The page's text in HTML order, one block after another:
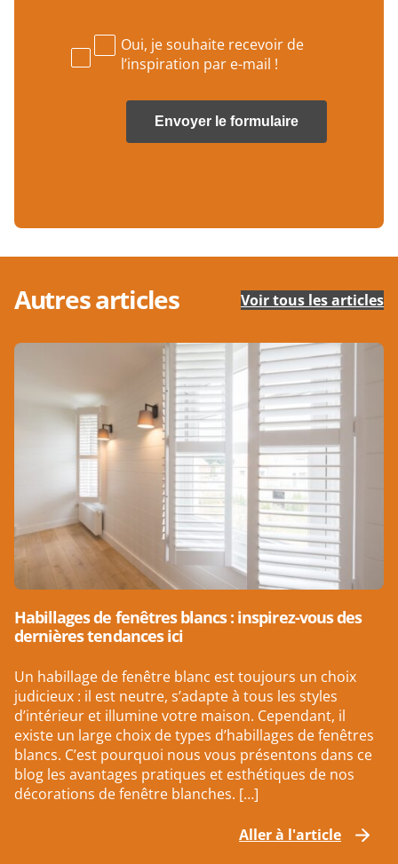
o
i
l
Oui, je souhaite recevoir de
l’inspiration par e-mail !
Autres articles Voir tous les articles
Habillages de fenêtres blancs : inspirez-vous des
dernières tendances ici
Un habillage de fenêtre blanc est toujours un choix
judicieux : il est neutre, s’adapte à tous les styles
d’intérieur et illumine votre maison. Cependant, il
existe un large choix de types d’habillages de fenêtres
blancs. C’est pourquoi nous vous présentons dans ce
blog les avantages pratiques et esthétiques de nos
décorations de fenêtre blanches. […]
Aller à l'article